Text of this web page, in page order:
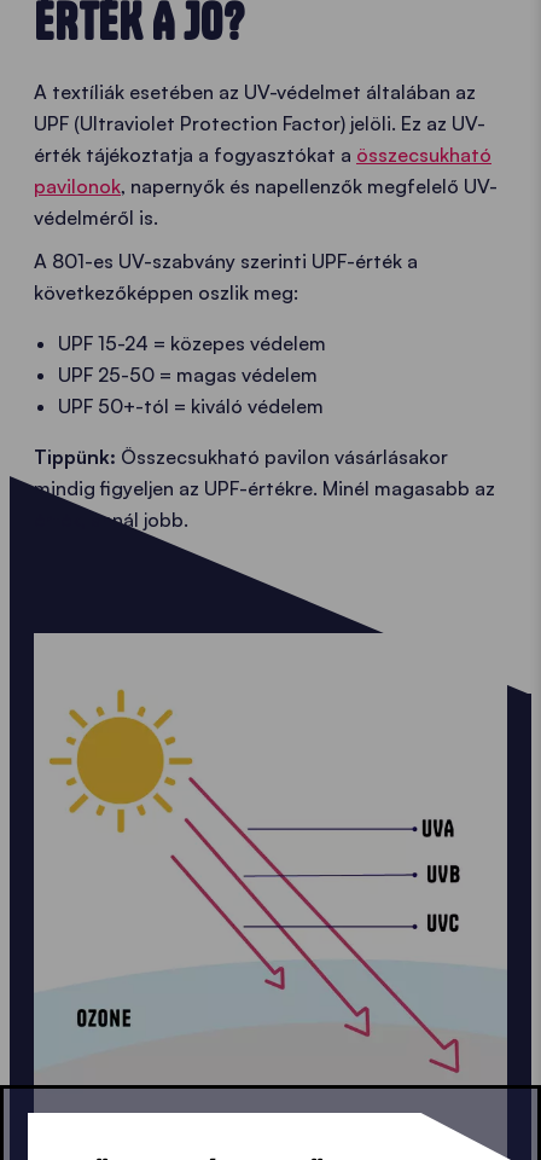
ÉRTÉK A JÓ?
A textíliák esetében az UV-védelmet általában az
UPF (Ultraviolet Protection Factor) jelöli. Ez az UV-
érték tájékoztatja a fogyasztókat a összecsukható
pavilonok, napernyők és napellenzők megfelelő UV-
védelméről is.
A 801-es UV-szabvány szerinti UPF-érték a
következőképpen oszlik meg:
UPF 15-24 = közepes védelem
UPF 25-50 = magas védelem
UPF 50+-tól = kiváló védelem
Tippünk: Összecsukható pavilon vásárlásakor
mindig figyeljen az UPF-értékre. Minél magasabb az
érték, annál jobb.